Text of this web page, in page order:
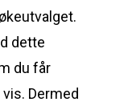
dette
du får
Dermed